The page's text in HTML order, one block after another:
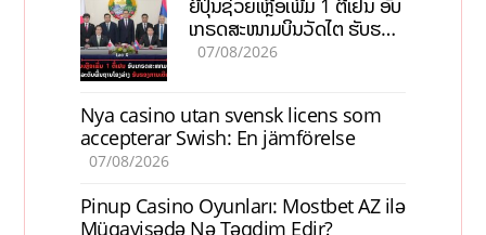
ຍີ່ປຸ່ນຊ່ວຍເຫຼືອເພີ່ມ 1 ຕື້ເຢນ ອັບ
ເກຣດສະໜາມບິນວັດໄຕ ຮັບຮອງ
ການເຕີບໂຕ
07/08/2026
Nya casino utan svensk licens som
accepterar Swish: En jämförelse
07/08/2026
Pinup Casino Oyunları: Mostbet AZ ilə
Müqayisədə Nə Təqdim Edir?